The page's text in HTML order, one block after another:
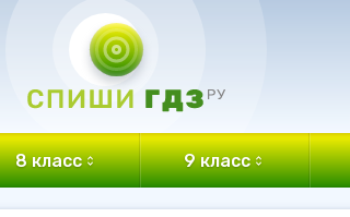
8 класс 9 класс